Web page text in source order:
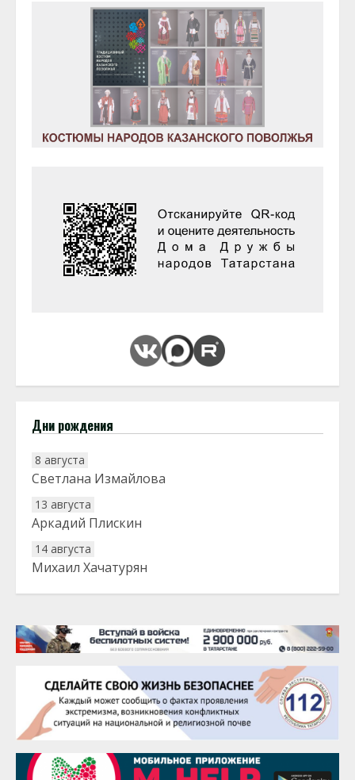
Дни рождения
8 августа
Светлана Измайлова
13 августа
Аркадий Плискин
14 августа
Михаил Хачатурян
20 августа
22 августа
Евгений Ефимов
25 августа
Сэсэгма Бубеева
28 августа
Чингиз Мустафаев
29 августа